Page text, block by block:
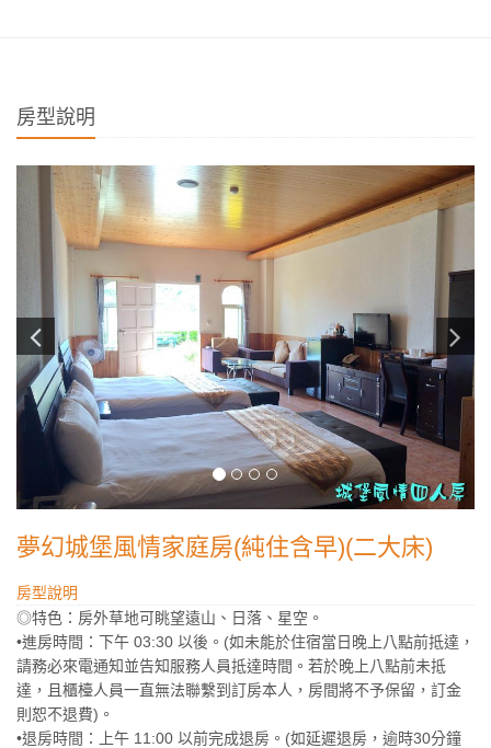
房型說明
夢幻城堡風情家庭房(純住含早)(二大床)
房型說明
◎特色：房外草地可眺望遠山、日落、星空。
•進房時間：下午 03:30 以後。(如未能於住宿當日晚上八點前抵達，
請務必來電通知並告知服務人員抵達時間。若於晚上八點前未抵
達，且櫃檯人員一直無法聯繫到訂房本人，房間將不予保留，訂金
則恕不退費)。
•退房時間：上午 11:00 以前完成退房。(如延遲退房，逾時30分鐘